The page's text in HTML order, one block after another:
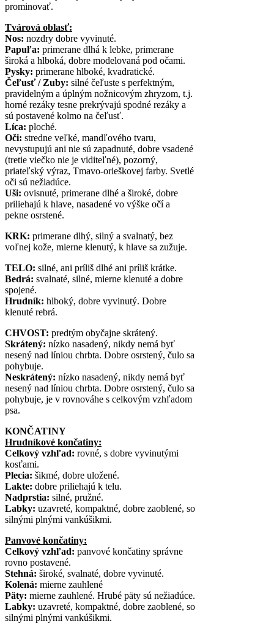
prominovať.
Tvárová oblasť:
Nos: nozdry dobre vyvinuté.
Papuľa: primerane dlhá k lebke, primerane
široká a hlboká, dobre modelovaná pod očami.
Pysky: primerane hlboké, kvadratické.
Čeľusť / Zuby: silné čeľuste s perfektným,
pravidelným a úplným nožnicovým zhryzom, t.j.
horné rezáky tesne prekrývajú spodné rezáky a
sú postavené kolmo na čeľusť.
Líca: ploché.
Oči: stredne veľké, mandľového tvaru,
nevystupujú ani nie sú zapadnuté, dobre vsadené
(tretie viečko nie je viditeľné), pozorný,
priateľský výraz, Tmavo-orieškovej farby. Svetlé
oči sú nežiadúce.
Uši: ovisnuté, primerane dlhé a široké, dobre
priliehajú k hlave, nasadené vo výške očí a
pekne osrstené.
KRK: primerane dlhý, silný a svalnatý, bez
voľnej kože, mierne klenutý, k hlave sa zužuje.
TELO: silné, ani príliš dlhé ani príliš krátke.
Bedrá: svalnaté, silné, mierne klenuté a dobre
spojené.
Hrudník: hlboký, dobre vyvinutý. Dobre
klenuté rebrá.
CHVOST: predtým obyčajne skrátený.
Skrátený: nízko nasadený, nikdy nemá byť
nesený nad líniou chrbta. Dobre osrstený, čulo sa
pohybuje.
Neskrátený: nízko nasadený, nikdy nemá byť
nesený nad líniou chrbta. Dobre osrstený, čulo sa
pohybuje, je v rovnováhe s celkovým vzhľadom
psa.
KONČATINY
Hrudníkové končatiny:
Celkový vzhľad: rovné, s dobre vyvinutými
kosťami.
Plecia: šikmé, dobre uložené.
Lakte: dobre priliehajú k telu.
Nadprstia: silné, pružné.
Labky: uzavreté, kompaktné, dobre zaoblené, so
silnými plnými vankúšikmi.
Panvové končatiny:
Celkový vzhľad: panvové končatiny správne
rovno postavené.
Stehná: široké, svalnaté, dobre vyvinuté.
Kolená: mierne zauhlené
Päty: mierne zauhlené. Hrubé päty sú nežiadúce.
Labky: uzavreté, kompaktné, dobre zaoblené, so
silnými plnými vankúšikmi.